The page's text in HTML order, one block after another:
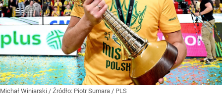
Michał Winiarski / Źródło: Piotr Sumara / PLS